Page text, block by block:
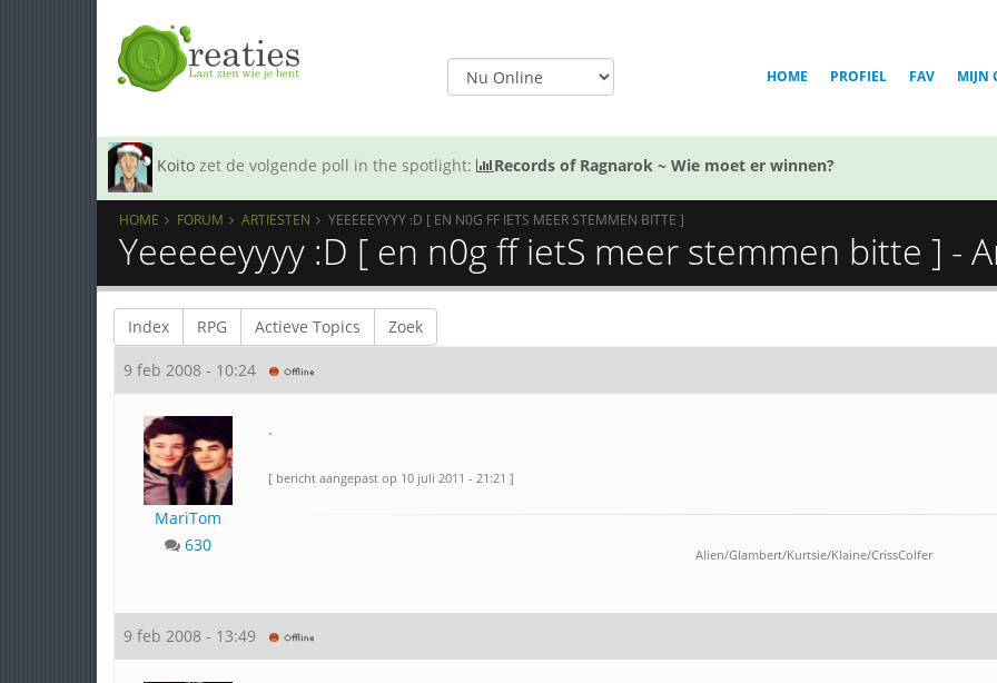
HOME PROFIEL FAV MIJN
Koito zet de volgende poll in the spotlight: Records of Ragnarok ~ Wie moet er winnen?
HOME FORUM ARTIESTEN YEEEEEYYYY :D [ EN N0G FF IETS MEER STEMMEN BITTE ]
Yeeeeeyyyy :D [ en n0g ff ietS meer stemmen bitte ] -
Index RPG Actieve Topics Zoek
9 feb 2008 - 10:24
MariTom
630
.
[ bericht aangepast op 10 juli 2011 - 21:21 ]
Alien/Glambert/Kurtsie/Klaine/CrissColfer
9 feb 2008 - 13:49